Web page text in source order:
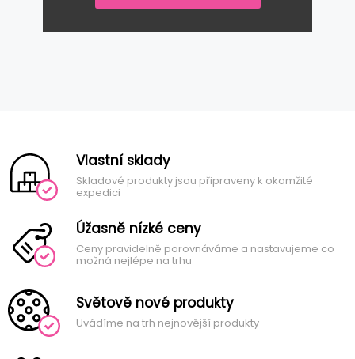
Vlastní sklady
Skladové produkty jsou připraveny k okamžité
expedici
Úžasně nízké ceny
Ceny pravidelně porovnáváme a nastavujeme co
možná nejlépe na trhu
Světově nové produkty
Uvádíme na trh nejnovější produkty